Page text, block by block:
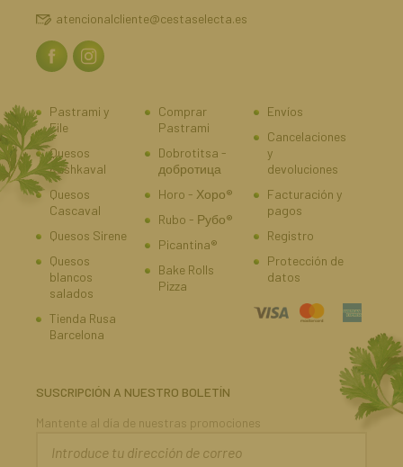
atencionalcliente@cestaselecta.es
Pastrami y
File
Quesos
Kashkaval
Quesos
Cascaval
Quesos Sirene
Quesos
blancos
salados
Tienda Rusa
Barcelona
Comprar
Pastrami
Dobrotitsa -
добротица
Horo - Хоро®
Rubo - Рубо®
Picantina®
Bake Rolls
Pizza
Envíos
Cancelaciones
y
devoluciones
Facturación y
pagos
Registro
Protección de
datos
SUSCRIPCIÓN A NUESTRO BOLETÍN
Mantente al día de nuestras promociones